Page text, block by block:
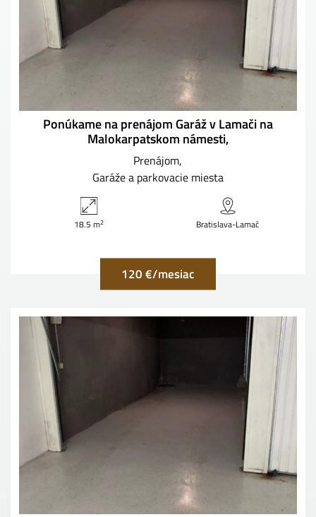
Ponúkame na prenájom Garáž v Lamači na
Malokarpatskom námesti,
Prenájom
Garáže a parkovacie miesta
18.5 m2 Bratislava-Lamač
120 €/mesiac